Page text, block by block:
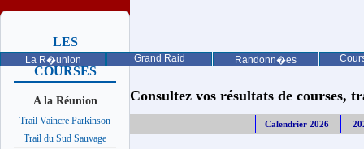
La R�union Grand Raid Randonn�es
LES
PROCHAINES
COURSES
A la Réunion
Trail Vaincre Parkinson
Trail du Sud Sauvage
Consultez vos résultats de courses,
Calendrier 2026